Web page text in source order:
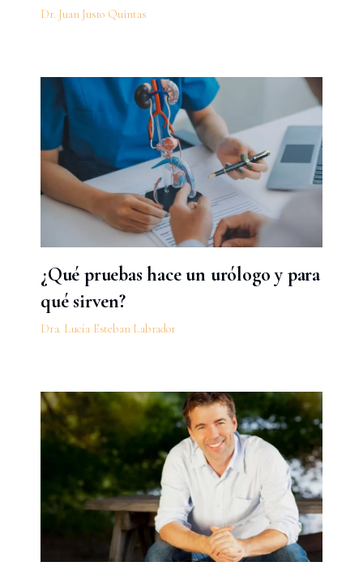
Dr. Juan Justo Quintas
¿Qué pruebas hace un urólogo y para
qué sirven?
Dra. Lucía Esteban Labrador